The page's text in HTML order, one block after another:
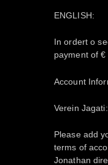
ENGLISH:
In ordert o
payment of
Account
Verein
Please add
terms of
Jonathan